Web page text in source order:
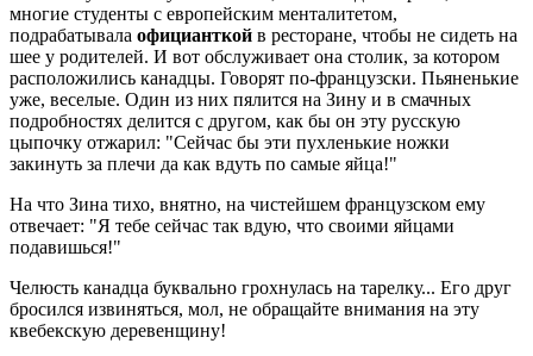
многие студенты с европейским менталитетом,
подрабатывала официанткой в ресторане, чтобы не сидеть на
шее у родителей. И вот обслуживает она столик, за котором
расположились канадцы. Говорят по-французски. Пьяненькие
уже, веселые. Один из них пялится на Зину и в смачных
подробностях делится с другом, как бы он эту русскую
цыпочку отжарил: "Сейчас бы эти пухленькие ножки
закинуть за плечи да как вдуть по самые яйца!"
На что Зина тихо, внятно, на чистейшем французском ему
отвечает: "Я тебе сейчас так вдую, что своими яйцами
подавишься!"
Челюсть канадца буквально грохнулась на тарелку... Его друг
бросился извиняться, мол, не обращайте внимания на эту
квебекскую деревенщину!